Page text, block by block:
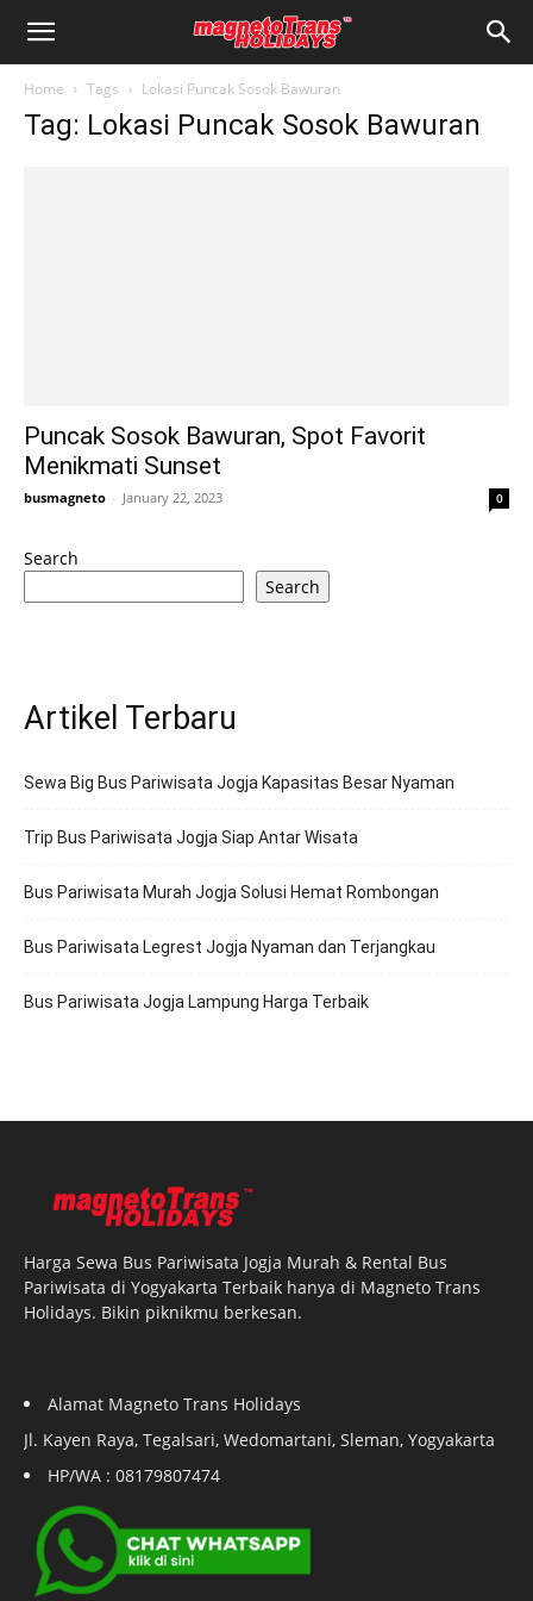
Home Tags Lokasi Puncak Sosok Bawuran
Tag: Lokasi Puncak Sosok Bawuran
Puncak Sosok Bawuran, Spot Favorit
Menikmati Sunset
busmagneto - January 22, 2023 0
Search
Search
Artikel Terbaru
Sewa Big Bus Pariwisata Jogja Kapasitas Besar Nyaman
Trip Bus Pariwisata Jogja Siap Antar Wisata
Bus Pariwisata Murah Jogja Solusi Hemat Rombongan
Bus Pariwisata Legrest Jogja Nyaman dan Terjangkau
Bus Pariwisata Jogja Lampung Harga Terbaik
Harga Sewa Bus Pariwisata Jogja Murah & Rental Bus
Pariwisata di Yogyakarta Terbaik hanya di Magneto Trans
Holidays. Bikin piknikmu berkesan.
Alamat Magneto Trans Holidays
Jl. Kayen Raya, Tegalsari, Wedomartani, Sleman, Yogyakarta
HP/WA : 08179807474